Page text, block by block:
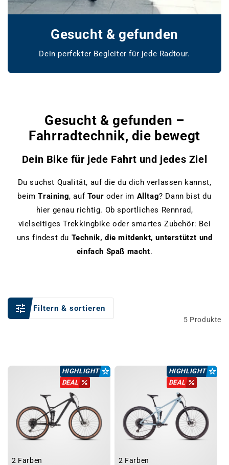
Gesucht & gefunden
Dein perfekter Begleiter für jede Radtour.
Gesucht & gefunden –
Fahrradtechnik, die bewegt
Dein Bike für jede Fahrt und jedes Ziel
Du suchst Qualität, auf die du dich verlassen kannst,
beimTraining, auf Tour oder im Alltag? Dann bist du
hier genau richtig. Ob sportliches Rennrad,
vielseitiges Trekkingbike oder smartes Zubehör: Bei
uns findest du Technik, die mitdenkt, unterstützt und
einfach Spaß macht.
Filtern & sortieren
5 Produkte
HIGHLIGHT
DEAL
2 Farben
HIGHLIGHT
DEAL
2 Farben